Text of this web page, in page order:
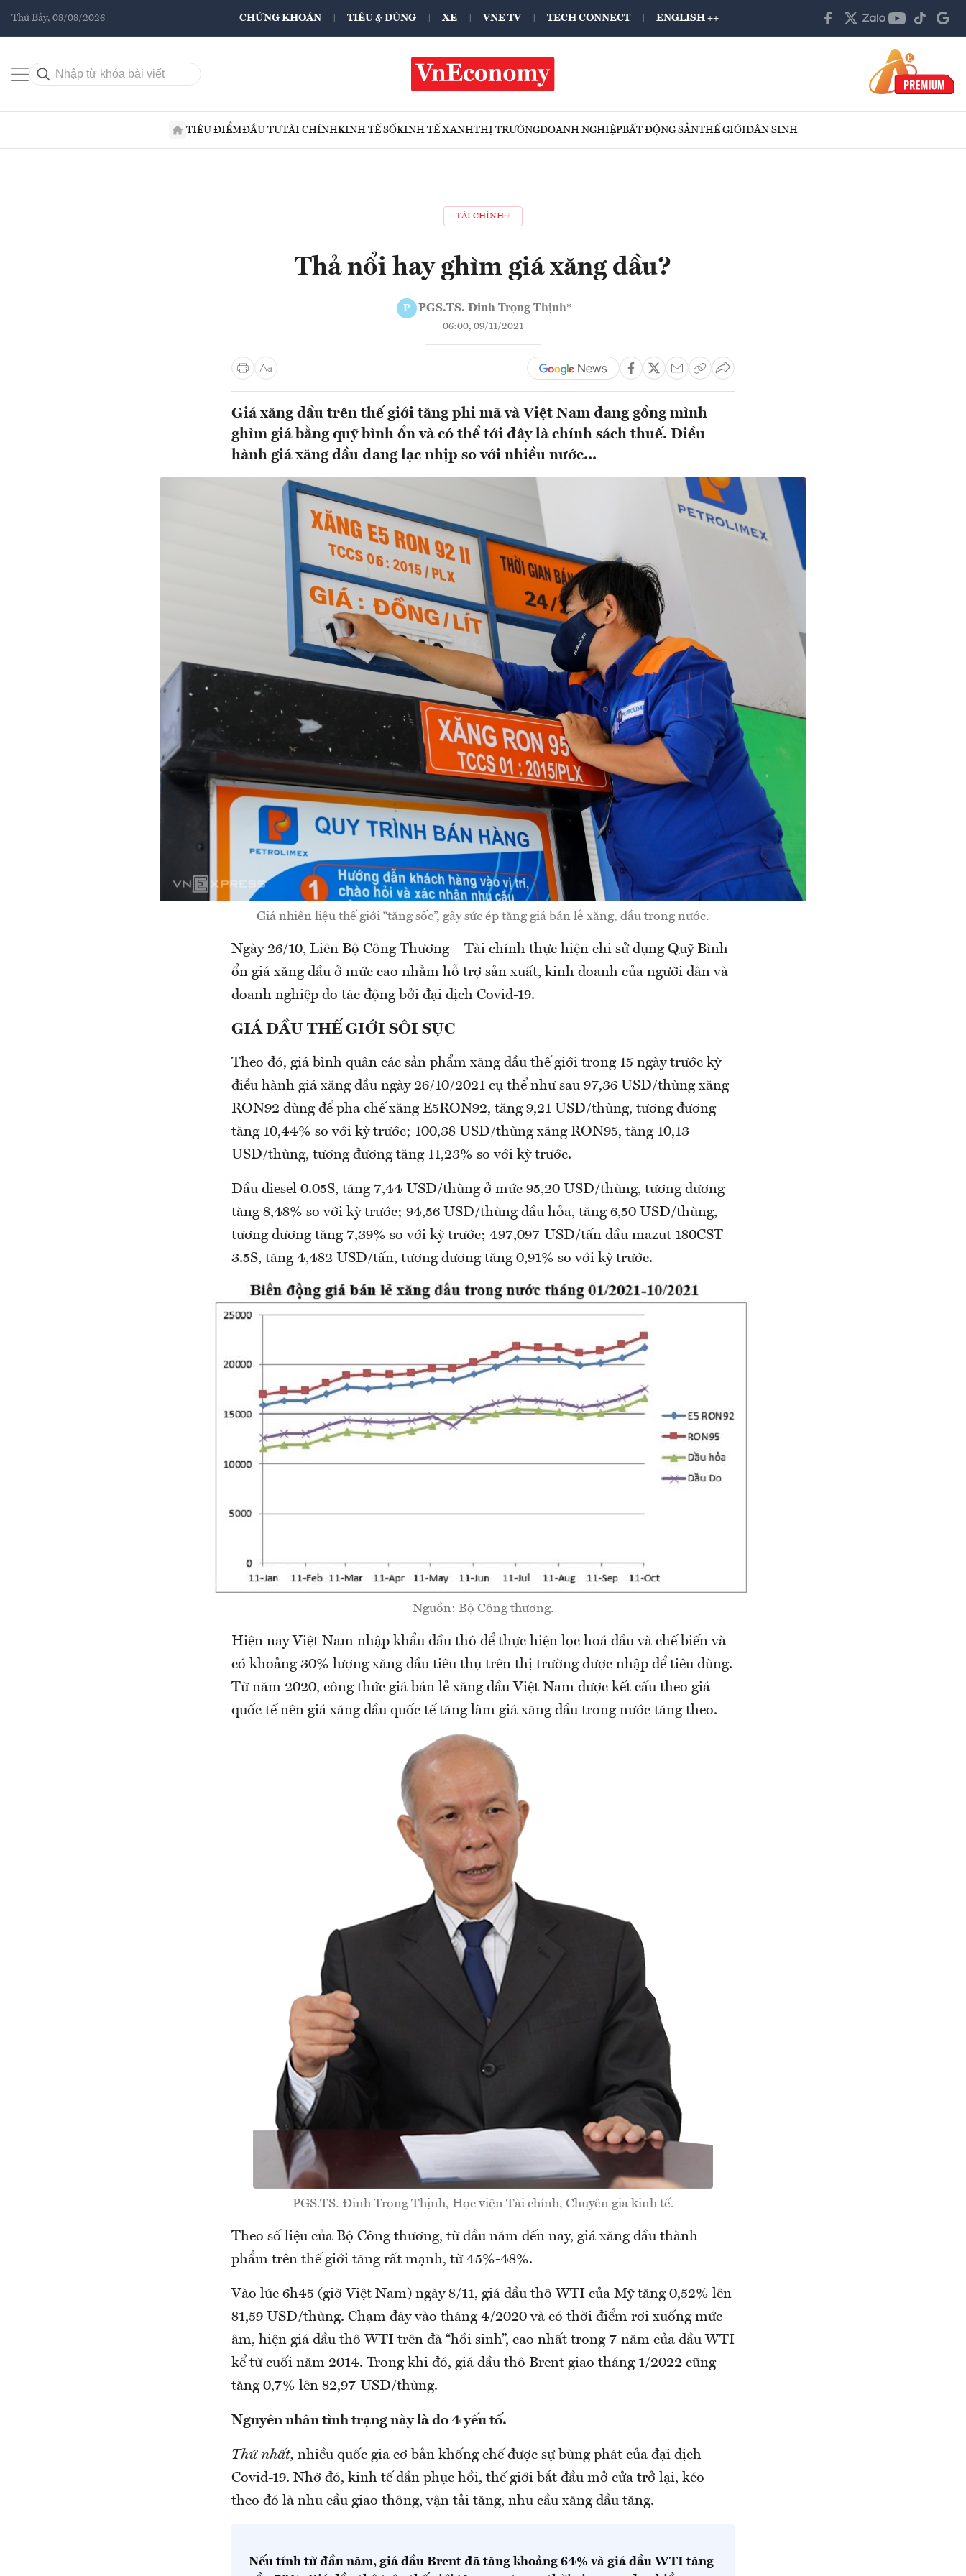
Thứ Bảy, 08/08/2026 CHỨNG KHOÁN TIÊU & DÙNG XE VNE TV TECH CONNECT ENGLISH ++
TIÊU ĐIỂMĐẦU TƯTÀI CHÍNHKINH TẾ SỐKINH TẾ XANHTHỊ TRƯỜNGDOANH NGHIỆPBẤT ĐỘNG SẢNTHẾ GIỚIDÂN SINH
TÀI CHÍNH
Thả nổi hay ghìm giá xăng dầu?
P PGS.TS. Đinh Trọng Thịnh*
06:00, 09/11/2021
Giá xăng dầu trên thế giới tăng phi mã và Việt Nam đang gồng mình
ghìm giá bằng quỹ bình ổn và có thể tới đây là chính sách thuế. Điều
hành giá xăng dầu đang lạc nhịp so với nhiều nước...
Giá nhiên liệu thế giới “tăng sốc”, gây sức ép tăng giá bán lẻ xăng, dầu trong nước.
Ngày 26/10, Liên Bộ Công Thương – Tài chính thực hiện chi sử dụng Quỹ Bình
ổn giá xăng dầu ở mức cao nhằm hỗ trợ sản xuất, kinh doanh của người dân và
doanh nghiệp do tác động bởi đại dịch Covid-19.
GIÁ DẦU THẾ GIỚI SÔI SỤC
Theo đó, giá bình quân các sản phẩm xăng dầu thế giới trong 15 ngày trước kỳ
điều hành giá xăng dầu ngày 26/10/2021 cụ thể như sau 97,36 USD/thùng xăng
RON92 dùng để pha chế xăng E5RON92, tăng 9,21 USD/thùng, tương đương
tăng 10,44% so với kỳ trước; 100,38 USD/thùng xăng RON95, tăng 10,13
USD/thùng, tương đương tăng 11,23% so với kỳ trước.
Dầu diesel 0.05S, tăng 7,44 USD/thùng ở mức 95,20 USD/thùng, tương đương
tăng 8,48% so với kỳ trước; 94,56 USD/thùng dầu hỏa, tăng 6,50 USD/thùng,
tương đương tăng 7,39% so với kỳ trước; 497,097 USD/tấn dầu mazut 180CST
3.5S, tăng 4,482 USD/tấn, tương đương tăng 0,91% so với kỳ trước.
Nguồn: Bộ Công thương.
Hiện nay Việt Nam nhập khẩu dầu thô để thực hiện lọc hoá dầu và chế biến và
có khoảng 30% lượng xăng dầu tiêu thụ trên thị trường được nhập để tiêu dùng.
Từ năm 2020, công thức giá bán lẻ xăng dầu Việt Nam được kết cấu theo giá
quốc tế nên giá xăng dầu quốc tế tăng làm giá xăng dầu trong nước tăng theo.
PGS.TS. Đinh Trọng Thịnh, Học viện Tài chính, Chuyên gia kinh tế.
Theo số liệu của Bộ Công thương, từ đầu năm đến nay, giá xăng dầu thành
phẩm trên thế giới tăng rất mạnh, từ 45%-48%.
Vào lúc 6h45 (giờ Việt Nam) ngày 8/11, giá dầu thô WTI của Mỹ tăng 0,52% lên
81,59 USD/thùng. Chạm đáy vào tháng 4/2020 và có thời điểm rơi xuống mức
âm, hiện giá dầu thô WTI trên đà “hồi sinh”, cao nhất trong 7 năm của dầu WTI
kể từ cuối năm 2014. Trong khi đó, giá dầu thô Brent giao tháng 1/2022 cũng
tăng 0,7% lên 82,97 USD/thùng.
Nguyên nhân tình trạng này là do 4 yếu tố.
Thứ nhất, nhiều quốc gia cơ bản khống chế được sự bùng phát của đại dịch
Covid-19. Nhờ đó, kinh tế dần phục hồi, thế giới bắt đầu mở cửa trở lại, kéo
theo đó là nhu cầu giao thông, vận tải tăng, nhu cầu xăng dầu tăng.
Nếu tính từ đầu năm, giá dầu Brent đã tăng khoảng 64% và giá dầu WTI tăng